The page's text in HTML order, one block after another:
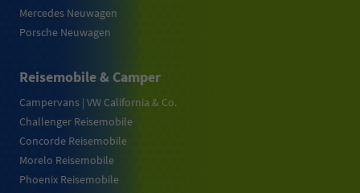
Mercedes Neuwagen
Porsche Neuwagen
Reisemobile & Camper
Campervans | VW California & Co.
Challenger Reisemobile
Concorde Reisemobile
Morelo Reisemobile
Phoenix Reisemobile